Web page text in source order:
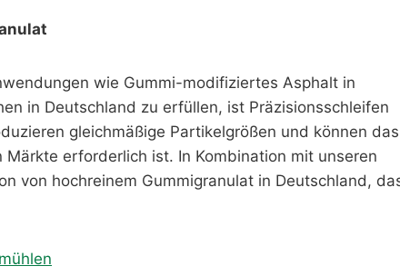
wie Gummi-modifiziertes Asphalt in
in Deutschland zu erfüllen, ist Präzisionsschleifen
gleichmäßige Partikelgrößen und können
erforderlich ist. In Kombination mit unseren
von hochreinem Gummigranulat in Deutschland,